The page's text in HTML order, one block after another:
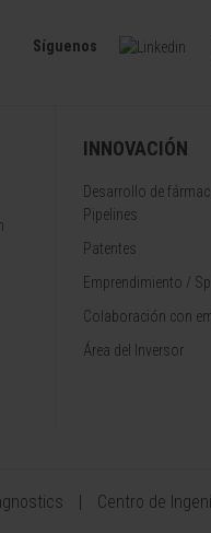
Síguenos
INNOVACIÓN
Desarrollo de
Pipelines
Patentes
Emprendimiento /
Colaboración con
Área del Inversor
Centro de